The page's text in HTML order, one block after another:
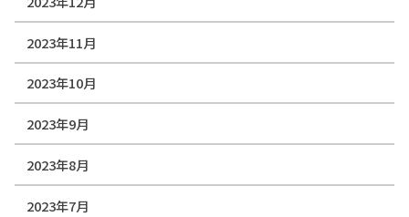
2023年11月
2023年10月
2023年9月
2023年8月
2023年7月